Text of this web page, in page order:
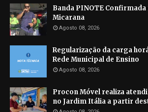
Banda PINOTE Confirmada
Micarana
Agosto 08, 2026
Regularização da carga
Rede Municipal de Ensino
Agosto 08, 2026
Procon Móvel realiza
no Jardim Itália a partir